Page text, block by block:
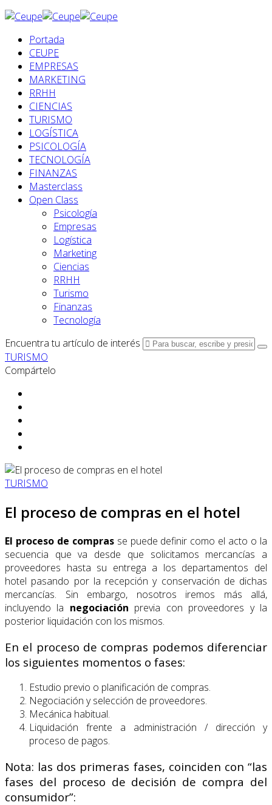
Portada
CEUPE
EMPRESAS
MARKETING
RRHH
CIENCIAS
TURISMO
LOGÍSTICA
PSICOLOGÍA
TECNOLOGÍA
FINANZAS
Masterclass
Open Class
Psicología
Empresas
Logística
Marketing
Ciencias
RRHH
Turismo
Finanzas
Tecnología
Encuentra tu artículo de interés
TURISMO
Compártelo
TURISMO
El proceso de compras en el hotel
El proceso de comprasse puede definir como el acto o la
secuencia que va desde que solicitamos mercancías a
proveedores hasta su entrega a los departamentos del
hotel pasando por la recepción y conservación de dichas
mercancías. Sin embargo, nosotros iremos más allá,
incluyendo la negociación previa con proveedores y la
posterior liquidación con los mismos.
En el proceso de compras podemos diferenciar
los siguientes momentos o fases:
Estudio previo o planificación de compras.
Negociación y selección de proveedores.
Mecánica habitual.
Liquidación frente a administración / dirección y
proceso de pagos.
Nota: las dos primeras fases, coinciden con “las
fases del proceso de decisión de compra del
consumidor”: